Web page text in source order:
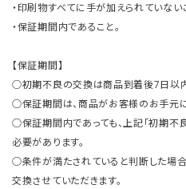
・印刷物すべてに手が加えられていない
・保証期間内であること。
【保証期間】
○初期不良の交換は商品到着後7日以内
○保証期間は、商品がお客様のお手元
○保証期間内であっても、上記「初期不
必要があります。
○条件が満たされていると判断した場
交換させていただきます。